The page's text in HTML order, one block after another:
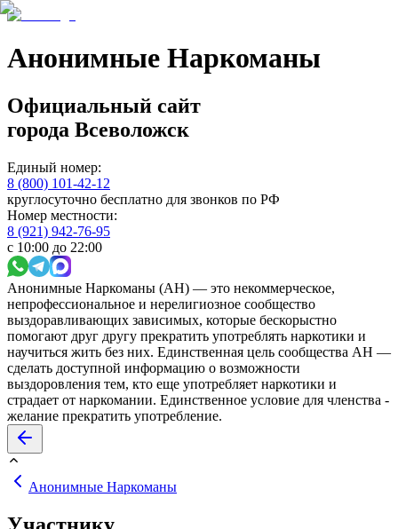
Анонимные Наркоманы
Официальный сайт
города Всеволожск
Единый номер:
8 (800) 101-42-12
круглосуточно бесплатно для звонков по РФ
Номер местности:
8 (921) 942-76-95
с 10:00 до 22:00
Анонимные Наркоманы (АН) — это некоммерческое,
непрофессиональное и нерелигиозное сообщество
выздоравливающих зависимых, которые бескорыстно
помогают друг другу прекратить употреблять наркотики и
научиться жить без них. Единственная цель сообщества АН —
сделать доступной информацию о возможности
выздоровления тем, кто еще употребляет наркотики и
страдает от наркомании. Единственное условие для членства -
желание прекратить употребление.
Анонимные Наркоманы
Участнику